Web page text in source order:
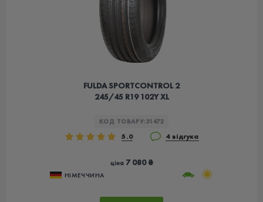
FULDA SPORTCONTROL 2
245/45 R19 102Y XL
КОД ТОВАРУ:31472
5.0 4 відгука
ціна7 080 ₴
НІМЕЧЧИНА